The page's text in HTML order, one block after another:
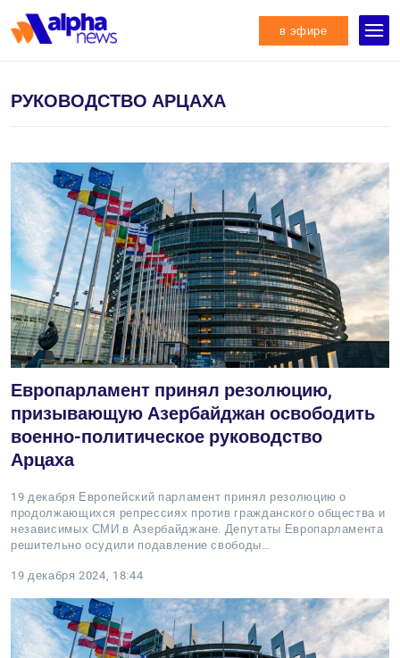
в эфире
РУКОВОДСТВО АРЦАХА
Европарламент принял резолюцию,
призывающую Азербайджан освободить
военно-политическое руководство
Арцаха
19 декабря Европейский парламент принял резолюцию о
продолжающихся репрессиях против гражданского общества и
независимых СМИ в Азербайджане. Депутаты Европарламента
решительно осудили подавление свободы…
19 декабря 2024, 18:44